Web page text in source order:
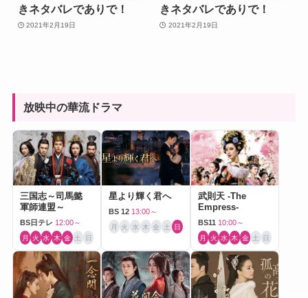
きネタバレでありで！
2021年2月19日
きネタバレでありで！
2021年2月19日
放映中の華流ドラマ
三国志～司馬懿
軍師連盟～
BS日テレ 12:00～
月 火 水 木 金 土 日
星より輝く君へ
BS 12 13:00～
月 火 水 木 金 土 日
武則天 -The
Empress-
BS11 10:00～
月 火 水 木 金 土 日